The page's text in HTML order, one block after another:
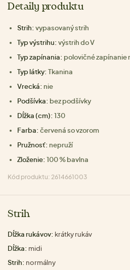
Detaily produktu
Strih: vypasovaný strih
Typ výstrihu: výstrih do V
Typ zapínania: polovičné zapínanie
Typ látky: Tkanina
Vrecká: nie
Podšívka: bez podšívky
Dĺžka (cm): 130
Farba: červená so vzorom
Pružnosť: nepruží
Zloženie: 100 % bavlna
Kód produktu: 2614661003
Strih
Dĺžka rukávov: krátky rukáv
Dĺžka: midi
Strih: normálny